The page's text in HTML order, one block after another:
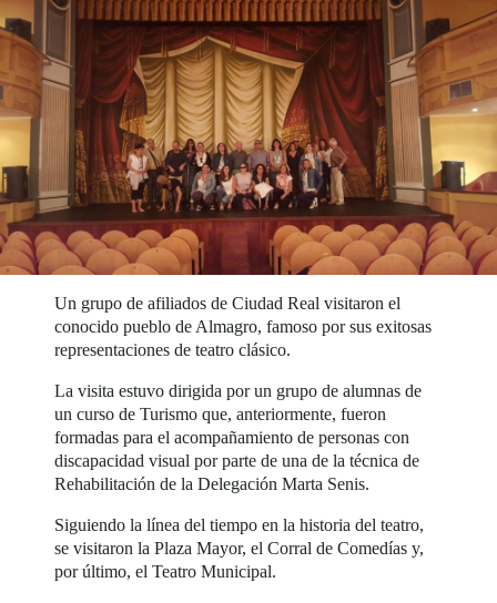
Un grupo de afiliados de Ciudad Real visitaron el
conocido pueblo de Almagro, famoso por sus exitosas
representaciones de teatro clásico.
La visita estuvo dirigida por un grupo de alumnas de
un curso de Turismo que, anteriormente, fueron
formadas para el acompañamiento de personas con
discapacidad visual por parte de una de la técnica de
Rehabilitación de la Delegación Marta Senis.
Siguiendo la línea del tiempo en la historia del teatro,
se visitaron la Plaza Mayor, el Corral de Comedías y,
por último, el Teatro Municipal.